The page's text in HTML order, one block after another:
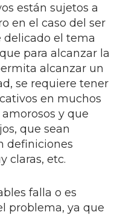
están sujetos a
en el caso del ser
delicado el tema
para alcanzar la
alcanzar un
se requiere tener
en muchos
y que
que sean
definiciones
claras, etc.
falla o es
problema, ya que